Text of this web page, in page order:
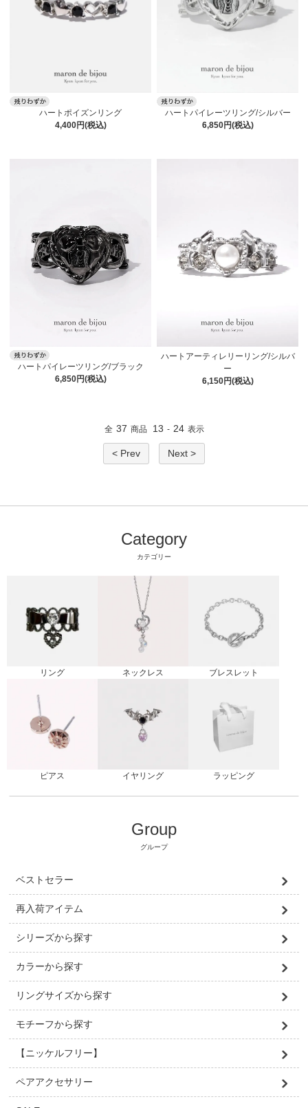
ハートポイズンリング
4,400円(税込)
ハートパイレーツリング/シルバー
6,850円(税込)
ハートパイレーツリング/ブラック
6,850円(税込)
ハートアーティレリーリング/シルバ
ー
6,150円(税込)
全 37 商品 13 - 24 表示
< Prev Next >
Category
カテゴリー
リング ネックレス ブレスレット
ピアス イヤリング ラッピング
Group
グループ
ベストセラー
再入荷アイテム
シリーズから探す
カラーから探す
リングサイズから探す
モチーフから探す
【ニッケルフリー】
ペアアクセサリー